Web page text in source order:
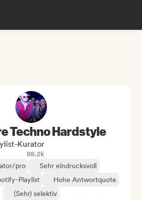
Techno Hardstyle
Kurator
88.2k
pro
Sehr eindrucksvoll
Playlist
Hohe Antwortquote
(Sehr) selektiv